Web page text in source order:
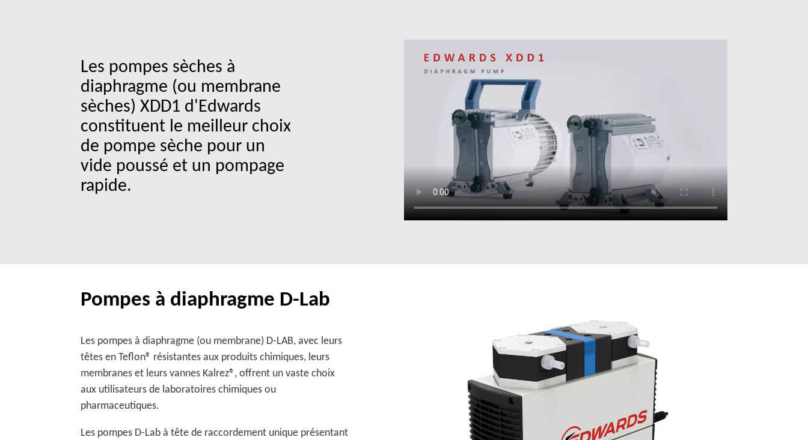
Les pompes sèches à
diaphragme (ou membrane
sèches) XDD1 d'Edwards
constituent le meilleur choix
de pompe sèche pour un
vide poussé et un pompage
rapide.
Pompes à diaphragme D-Lab
Les pompes à diaphragme (ou membrane) D-LAB, avec leurs
têtes en Teflon® résistantes aux produits chimiques, leurs
membranes et leurs vannes Kalrez®, offrent un vaste choix
aux utilisateurs de laboratoires chimiques ou
pharmaceutiques.
Les pompes D-Lab à tête de raccordement unique présentant